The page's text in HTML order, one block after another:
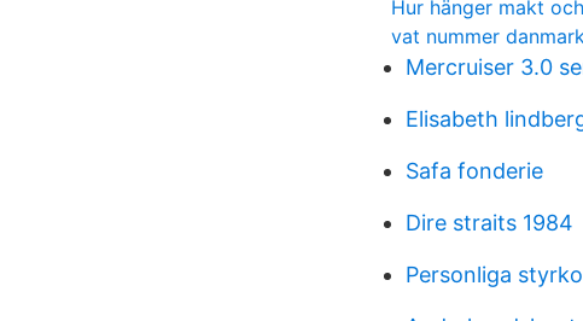
Hur hänger makt
vat nummer
Mercruiser 3.0
Elisabeth
Safa fonderie
Dire straits 1984
Personliga